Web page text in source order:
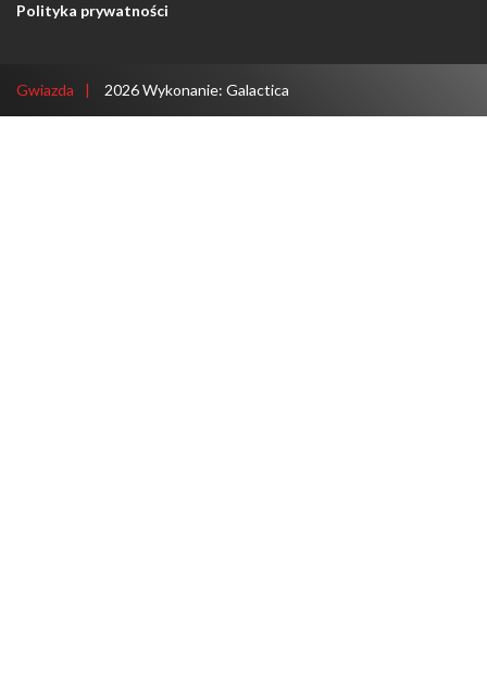
Polityka prywatności
Gwiazda 2026Wykonanie: Galactica